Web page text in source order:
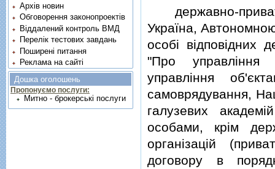
державно-
Україна,
особi вiдповiдних
"Про управлiння
управлiння
самоврядування,
галузевих
особами, крiм
органiзацiй
договору в
Архів новин
Обговорення законопроектів
Віддалений контроль ВМД
Перелік тестових завдань
Поширені питання
Реклама на сайті
Дошка оголошень
Пропонуємо послуги:
Митно - брокерські послуги